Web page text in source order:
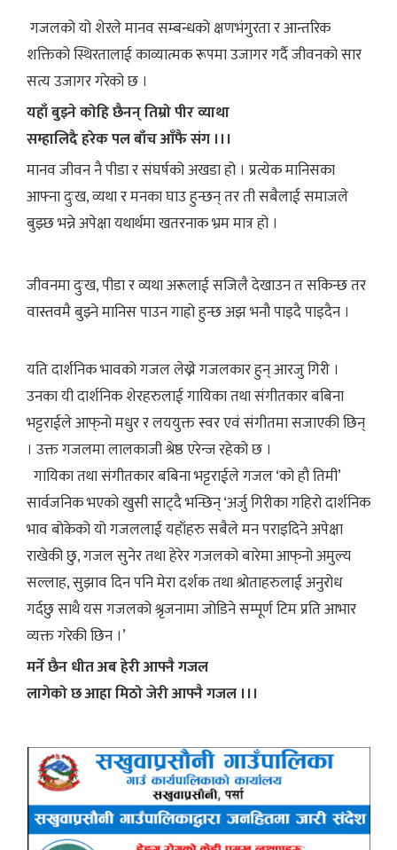
गजलको यो शेरले मानव सम्बन्धको क्षणभंगुरता र आन्तरिक
शक्तिको स्थिरतालाई काव्यात्मक रूपमा उजागर गर्दै जीवनको सार
सत्य उजागर गरेको छ ।
यहाँ बुझ्ने कोहि छैनन् तिम्रो पीर व्याथा
सम्हालिदै हरेक पल बाँच आँफै संग ।।।
मानव जीवन नै पीडा र संघर्षको अखडा हो । प्रत्येक मानिसका
आफ्ना दुःख, व्यथा र मनका घाउ हुन्छन् तर ती सबैलाई समाजले
बुझ्छ भन्ने अपेक्षा यथार्थमा खतरनाक भ्रम मात्र हो ।
जीवनमा दुःख, पीडा र व्यथा अरूलाई सजिलै देखाउन त सकिन्छ तर
वास्तवमै बुझ्ने मानिस पाउन गाह्रो हुन्छ अझ भनौ पाइदै पाइदैन ।
यति दार्शनिक भावको गजल लेख्ने गजलकार हुन् आरजु गिरी ।
उनका यी दार्शनिक शेरहरुलाई गायिका तथा संगीतकार बबिना
भट्टराईले आफ्‌नो मधुर र लययुक्त स्वर एवं संगीतमा सजाएकी छिन्
। उक्त गजलमा लालकाजी श्रेष्ठ एरेन्ज रहेको छ ।
गायिका तथा संगीतकार बबिना भट्टराईले गजल ‘को हौ तिमी’
सार्वजनिक भएको खुसी साट्दै भन्छिन् ‘अर्जु गिरीका गहिरो दार्शनिक
भाव बोकेको यो गजललाई यहाँहरु सबैले मन पराइदिने अपेक्षा
राखेकी छु, गजल सुनेर तथा हेरेर गजलको बारेमा आफ्‌नो अमुल्य
सल्लाह, सुझाव दिन पनि मेरा दर्शक तथा श्रोताहरुलाई अनुरोध
गर्दछु साथै यस गजलको श्रृजनामा जोडिने सम्पूर्ण टिम प्रति आभार
व्यक्त गरेकी छिन ।’
मर्ने छैन धीत अब हेरी आफ्नै गजल
लागेको छ आहा मिठो जेरी आफ्नै गजल ।।।